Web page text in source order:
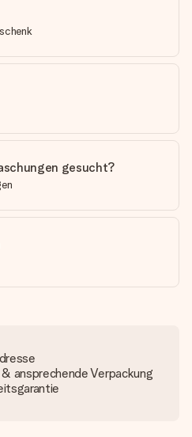
gesucht?
ansprechende Verpackung